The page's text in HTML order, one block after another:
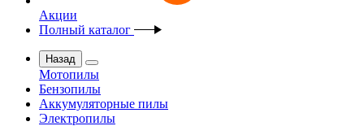
Акции
Полный каталог
Назад
Мотопилы
Бензопилы
Аккумуляторные пилы
Электропилы